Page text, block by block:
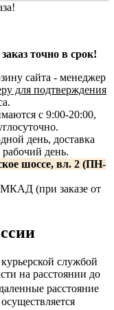
точно в срок!
сайта - менеджер
для подтверждения
с 9:00-20:00,
день, доставка
день.
шоссе, вл. 2 (ПН-
МКАД (при заказе от
службой
на расстоянии до
расстояние